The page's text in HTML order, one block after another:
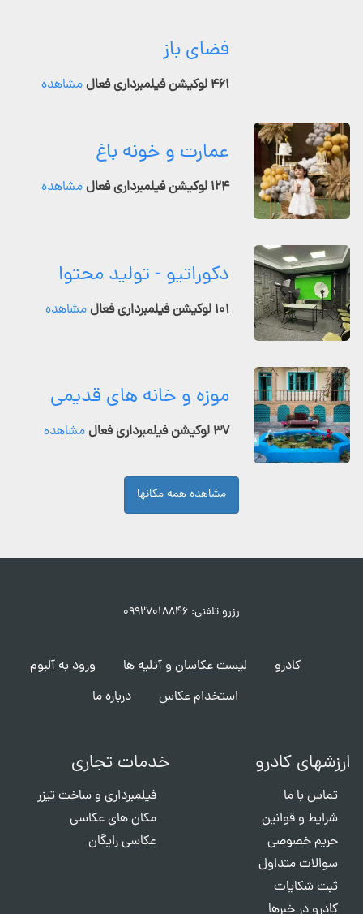
فضای باز
۴۶۱ لوکیشن فیلمبرداری فعال مشاهده
عمارت و خونه باغ
۱۲۴ لوکیشن فیلمبرداری فعال مشاهده
دکوراتیو - تولید محتوا
۱۰۱ لوکیشن فیلمبرداری فعال مشاهده
موزه و خانه های قدیمی
۳۷ لوکیشن فیلمبرداری فعال مشاهده
مشاهده همه مکانها
رزرو تلفنی: ۰۹۹۲۷۰۱۸۸۴۶
کادرو لیست عکاسان و آتلیه ها
ورود به آلبوم
استخدام عکاس
درباره ما
ارزشهای کادرو
تماس با ما
شرایط و قوانین
حریم خصوصی
سوالات متداول
ثبت شکایات
کادرو در خبرها
خدمات تجاری
فیلمبرداری و ساخت تیزر
مکان های عکاسی
عکاسی رایگان